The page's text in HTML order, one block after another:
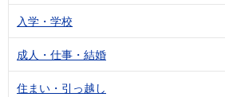
入学・学校
成人・仕事・結婚
住まい・引っ越し